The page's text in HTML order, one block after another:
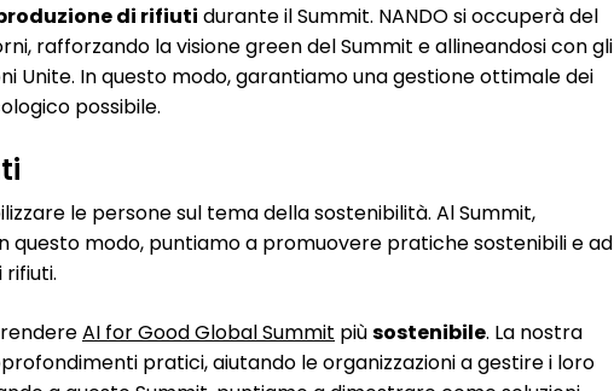
di rifiuti durante il Summit. NANDO si occuperà del
rafforzando la visione green del Summit e allineandosi con gli
Unite. In questo modo, garantiamo una gestione ottimale dei
possibile.
le persone sul tema della sostenibilità. Al Summit,
modo, puntiamo a promuovere pratiche sostenibili e ad
AI for Good Global Summit piùsostenibile. La nostra
pratici, aiutando le organizzazioni a gestire i loro